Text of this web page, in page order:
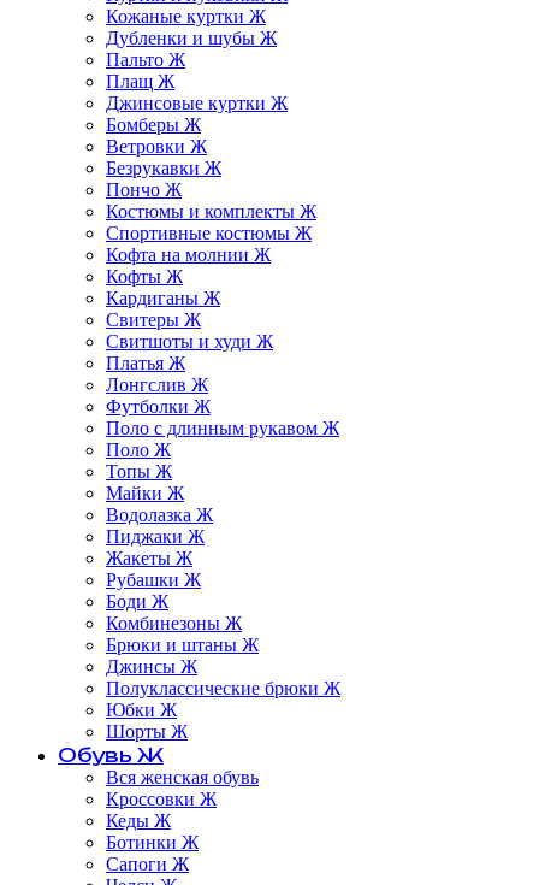
Кожаные куртки Ж
Дубленки и шубы Ж
Пальто Ж
Плащ Ж
Джинсовые куртки Ж
Бомберы Ж
Ветровки Ж
Безрукавки Ж
Пончо Ж
Костюмы и комплекты Ж
Спортивные костюмы Ж
Кофта на молнии Ж
Кофты Ж
Кардиганы Ж
Свитеры Ж
Свитшоты и худи Ж
Платья Ж
Лонгслив Ж
Футболки Ж
Поло с длинным рукавом Ж
Поло Ж
Топы Ж
Майки Ж
Водолазка Ж
Пиджаки Ж
Жакеты Ж
Рубашки Ж
Боди Ж
Комбинезоны Ж
Брюки и штаны Ж
Джинсы Ж
Полуклассические брюки Ж
Юбки Ж
Шорты Ж
Обувь Ж
Вся женская обувь
Кроссовки Ж
Кеды Ж
Ботинки Ж
Сапоги Ж